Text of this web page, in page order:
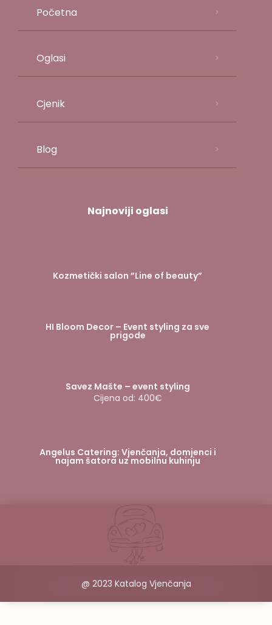
Početna
Oglasi
Cjenik
Blog
Najnoviji oglasi
Kozmetički salon ”Line of beauty”
HI Bloom Decor – Event styling za sve
prigode
Savez Mašte – event styling
Cijena od: 400€
Angelus Catering: Vjenčanja, domjenci i
najam šatora uz mobilnu kuhinju
@ 2023 Katalog Vjenčanja